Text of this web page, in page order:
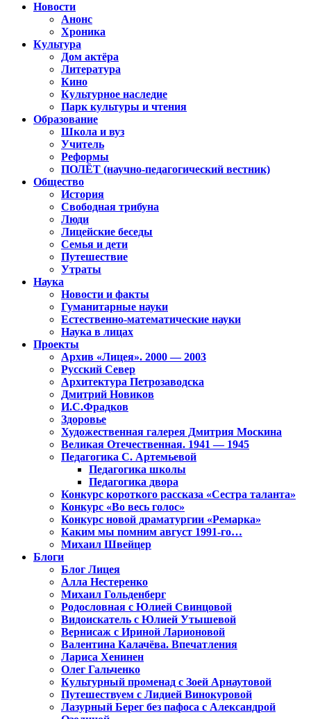
Новости
Анонс
Хроника
Культура
Дом актёра
Литература
Кино
Культурное наследие
Парк культуры и чтения
Образование
Школа и вуз
Учитель
Реформы
ПОЛЁТ (научно-педагогический вестник)
Общество
История
Свободная трибуна
Люди
Лицейские беседы
Семья и дети
Путешествие
Утраты
Наука
Новости и факты
Гуманитарные науки
Естественно-математические науки
Наука в лицах
Проекты
Архив «Лицея». 2000 — 2003
Русский Север
Архитектура Петрозаводска
Дмитрий Новиков
И.С.Фрадков
Здоровье
Художественная галерея Дмитрия Москина
Великая Отечественная. 1941 — 1945
Педагогика С. Артемьевой
Педагогика школы
Педагогика двора
Конкурс короткого рассказа «Сестра таланта»
Конкурс «Во весь голос»
Конкурс новой драматургии «Ремарка»
Каким мы помним август 1991-го…
Михаил Швейцер
Блоги
Блог Лицея
Алла Нестеренко
Михаил Гольденберг
Родословная с Юлией Свинцовой
Видоискатель с Юлией Утышевой
Вернисаж с Ириной Ларионовой
Валентина Калачёва. Впечатления
Лариса Хенинен
Олег Гальченко
Культурный променад с Зоей Арнаутовой
Путешествуем с Лидией Винокуровой
Лазурный Берег без пафоса с Александрой